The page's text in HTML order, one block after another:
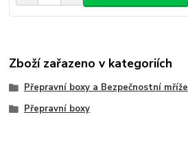
Zboží zařazeno v kategoriích
Přepravní boxy a Bezpečnostní mříže
Přepravní boxy